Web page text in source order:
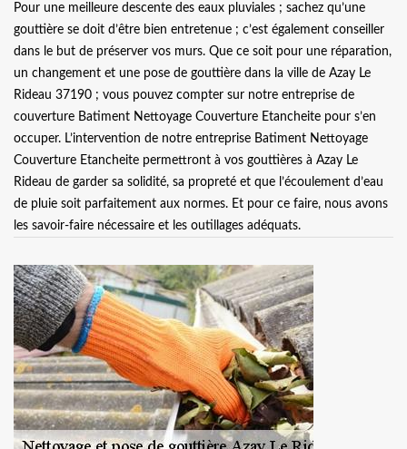
Pour une meilleure descente des eaux pluviales ; sachez qu’une
gouttière se doit d’être bien entretenue ; c’est également conseiller
dans le but de préserver vos murs. Que ce soit pour une réparation,
un changement et une pose de gouttière dans la ville de Azay Le
Rideau 37190 ; vous pouvez compter sur notre entreprise de
couverture Batiment Nettoyage Couverture Etancheite pour s’en
occuper. L’intervention de notre entreprise Batiment Nettoyage
Couverture Etancheite permettront à vos gouttières à Azay Le
Rideau de garder sa solidité, sa propreté et que l’écoulement d’eau
de pluie soit parfaitement aux normes. Et pour ce faire, nous avons
les savoir-faire nécessaire et les outillages adéquats.